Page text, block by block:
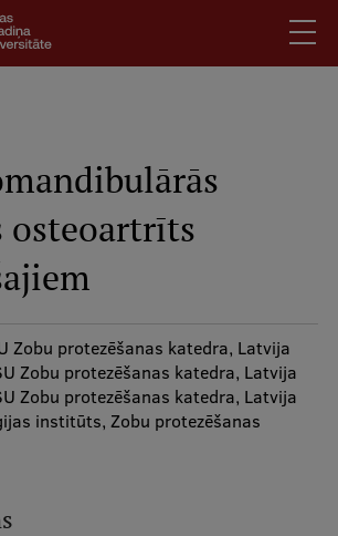
osteoartrīts
Zobu protezēšanas katedra, Latvija
Zobu protezēšanas katedra, Latvija
Zobu protezēšanas katedra, Latvija
institūts, Zobu protezēšanas